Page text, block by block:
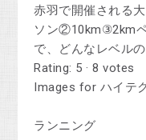
赤羽で開催される
ソン②10km③2km
で、どんなレベルの
Rating: 5 · ‎8 votes
Images for ハイテ
ランニング